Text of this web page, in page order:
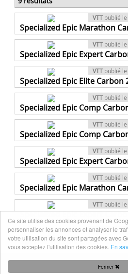
VTT publié
Specialized Epic Marathon
VTT publié
Specialized Epic Expert
VTT publié
Specialized Epic Elite Carbon
VTT publié
Specialized Epic Comp
VTT publié
Specialized Epic Comp
VTT publié
Specialized Epic Expert
VTT publié
Specialized Epic Marathon
VTT publié
Specialized Epic Expert
VTTpublié le
Specialized Epic Expert
Mentions
Fermer
Ce site utilise des cookies provenant de
personnaliser les annonces et analyser le
votre utilisation du site sont partagées avec
vous acceptez l'utilisation des cookies. En